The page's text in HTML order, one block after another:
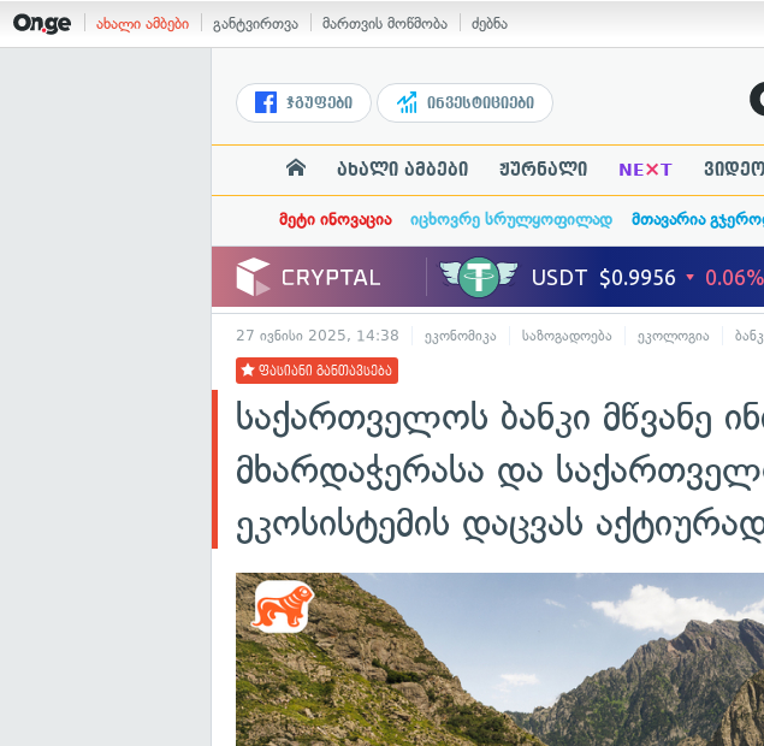
ახალი ამბები განტვირთვა მართვის მოწმობა ძებნა
ჯგუფები ინვესტიციები
ახალი ამბები ჟურნალი NE×T ვიდეო
მეტი ინოვაცია იცხოვრე სრულყოფილად მთავარია
27 ივნისი 2025, 14:38 ეკონომიკა საზოგადოება ეკოლოგია
ფასიანი განთავსება
საქართველოს ბანკი მწვანე
მხარდაჭერასა და
ეკოსისტემის დაცვას